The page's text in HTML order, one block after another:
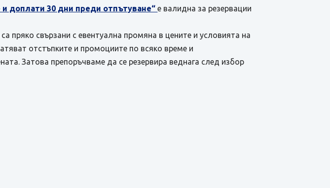
и доплати 30 дни преди отпътуване“е валидна за резервации
пряко свързани с евентуална промяна в цените и условията на
отстъпките и промоциите по всяко време и
Затова препоръчваме да се резервира веднага след избор